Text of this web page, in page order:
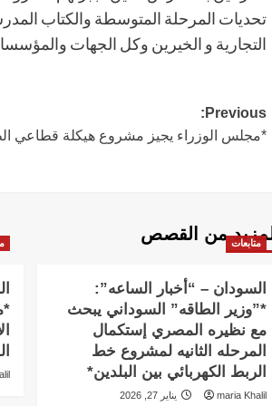
تحديات المرحلة المتوسطة والكتاب
التجارية و الخيرين وكل الجهات
Post
navigation
Previous:
*مجلس الوزراء يجيز مشروع هيكلة قطاعي
من القصص متابعات
السودان – “أخبار الساعه”:
*”وزير الطاقه” السوداني يبحث
مع نظيره المصري إستكمال
المرحله الثانيه لمشروع خط
الربط الكهربائي بين البلدين*
maria Khalil يناير 27, 2026